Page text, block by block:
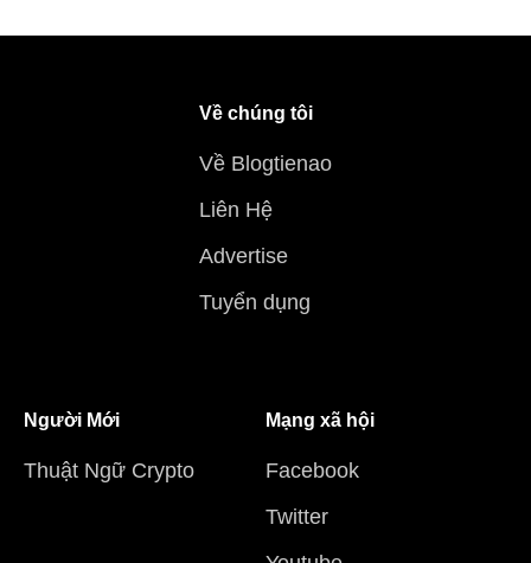
Về chúng tôi
Về Blogtienao
Liên Hệ
Advertise
Tuyển dụng
Người Mới
Thuật Ngữ Crypto
Mạng xã hội
Facebook
Twitter